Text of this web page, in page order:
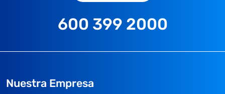
600 399 2000
Nuestra Empresa